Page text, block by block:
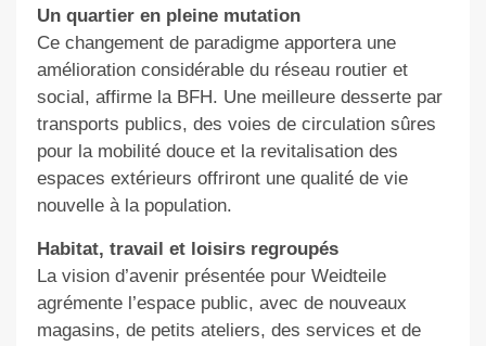
Un quartier en pleine mutation
Ce changement de paradigme apportera une
amélioration considérable du réseau routier et
social , affirme la BFH. Une meilleure desserte par
transports publics, des voies de circulation sûres
pour la mobilité douce et la revitalisation des
espaces extérieurs offriront une qualité de vie
nouvelle à la population.
Habitat, travail et loisirs regroupés
La vision d’avenirprésentée pour Weidteile
agrémentel’espace public, avec de nouveaux
magasins, de petits ateliers, des services et de